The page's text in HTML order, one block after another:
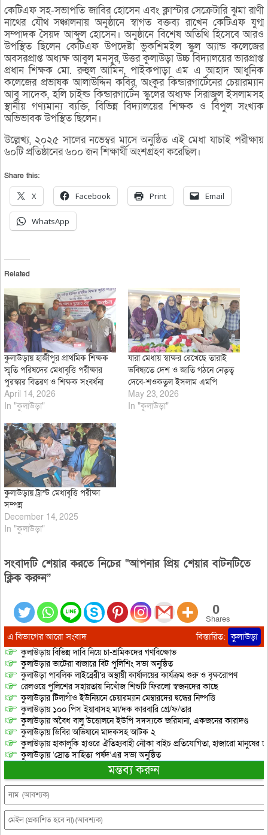
কেটিএফ সহ-সভাপতি জাবির হোসেন এবং ক্লাস্টার সেক্রেটারি ঝুমা রাণী
নাথের যৌথ সঞ্চালনায় অনুষ্ঠানে স্বাগত বক্তব্য রাখেন কেটিএফ যুগ্ম
সম্পাদক সৈয়দ আব্দুল হোসেন। অনুষ্ঠানে বিশেষ অতিথি হিসেবে আরও
উপস্থিত ছিলেন কেটিএফ উপদেষ্টা ভুকশিমইল স্কুল অ্যান্ড কলেজের
অবসরপ্রাপ্ত অধ্যক্ষ আবুল মনসুর, উত্তর কুলাউড়া উচ্চ বিদ্যালয়ের ভারপ্রাপ্ত
প্রধান শিক্ষক মো. রুহুল আমিন, পাইকপাড়া এম এ আহাদ আধুনিক
কলেজের প্রভাষক আলাউদ্দিন কবির, অংকুর কিন্ডারগার্টেনের চেয়ারম্যান
আবু সাদেক, হলি চাইল্ড কিন্ডারগার্টেন স্কুলের অধ্যক্ষ সিরাজুল ইসলামসহ
স্থানীয় গণ্যমান্য ব্যক্তি, বিভিন্ন বিদ্যালয়ের শিক্ষক ও বিপুল সংখ্যক
অভিভাবক উপস্থিত ছিলেন।
উল্লেখ্য, ২০২৫ সালের নভেম্বর মাসে অনুষ্ঠিত এই মেধা যাচাই পরীক্ষায়
৬০টি প্রতিষ্ঠানের ৬০০ জন শিক্ষার্থী অংশগ্রহণ করেছিল।
Share this:
X Facebook Print Email
WhatsApp
Related
কুলাউড়ায় হাজীপুর প্রাথমিক শিক্ষক
স্মৃতি পরিষদের মেধাবৃত্তি পরীক্ষার
পুরস্কার বিতরণ ও শিক্ষক সংবর্ধনা
April 14, 2026
In "কুলাউড়া"
যারা মেধায় স্বাক্ষর রেখেছে তারাই
ভবিষ্যতে দেশ ও জাতি গঠনে নেতৃত্ব
দেবে-শওকতুল ইসলাম এমপি
May 23, 2026
In "কুলাউড়া"
কুলাউড়ায় ট্রাস্ট মেধাবৃত্তি পরীক্ষা
সম্পন্ন
December 14, 2025
In "কুলাউড়া"
সংবাদটি শেয়ার করতে নিচের “আপনার প্রিয় শেয়ার বাটনটিতে
ক্লিক করুন”
0
Shares
এ বিভাগের আরো সংবাদ বিস্তারিত: কুলাউড়া
কুলাউড়ায় বিভিন্ন দাবি নিয়ে চা-শ্রমিকদের গণবিক্ষোভ
কুলাউড়ার ভাটেরা বাজারে বিট পুলিশিং সভা অনুষ্ঠিত
কুলাউড়া পাবলিক লাইব্রেরী’র অস্থায়ী কার্যালয়ের কার্যক্রম শুরু ও বৃক্ষরোপণ
রেলওয়ে পুলিশের সহায়তায় নিখোঁজ শিশুটি ফিরলো স্বজনদের কাছে
কুলাউড়ার টিলাগাঁও ইউনিয়নে চেয়ারম্যান মেম্বারদের দ্বন্ধের নিষ্পত্তি
কুলাউড়ায় ১০০ পিস ইয়াবাসহ মা/দক কারবারি গ্রে/ফ/তার
কুলাউড়ায় অবৈধ বালু উত্তোলনে ইউপি সদস্যকে জরিমানা, একজনের কারাদণ্ড
কুলাউড়ায় ডিবির অভিযানে মাদকসহ আটক ২
কুলাউড়ায় হাকালুকি হাওরে ঐতিহ্যবাহী নৌকা বাইচ প্রতিযোগিতা, হাজারো মানুষের
কুলাউড়ায় ‘স্রোত সাহিত্য পর্ষদ’এর সভা অনুষ্ঠিত
মন্তব্য করুন